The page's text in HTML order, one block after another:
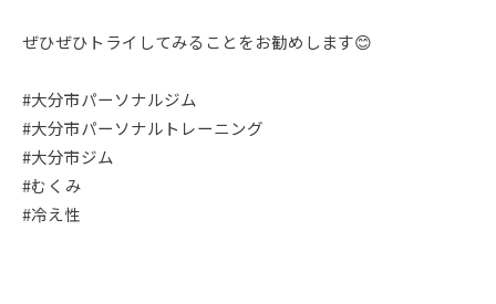
ぜひぜひトライしてみることをお勧めします😊
#大分市パーソナルジム
#大分市パーソナルトレーニング
#大分市ジム
#むくみ
#冷え性